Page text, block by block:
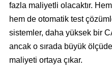
fazla maliyetli olacaktır.
hem de otomatik test
sistemler, daha yüksek bir
ancak o sırada büyük
maliyeti ortaya çıkar.